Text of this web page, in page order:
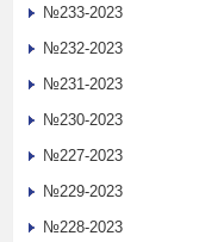
№233-2023
№232-2023
№231-2023
№230-2023
№227-2023
№229-2023
№228-2023